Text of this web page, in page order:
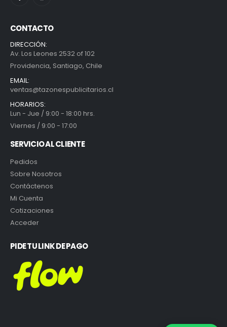
CONTACTO
DIRECCIÓN:
Av. Los Leones 2532 of 102
Providencia, Santiago, Chile
EMAIL:
ventas@tazonespublicitarios.cl
HORARIOS:
Lun - Jue / 9:00 - 18:00 hrs.
Viernes / 9:00 - 17:00
SERVICIO AL CLIENTE
Pedidos
Sobre Nosotros
Contáctenos
Mi Cuenta
Cotizaciones
Acceder
PIDE TU LINK DE PAGO